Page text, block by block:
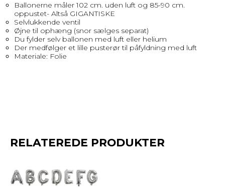
Ballonerne måler 102 cm. uden luft og 85-90 cm.
oppustet- Altså GIGANTISKE
Selvlukkende ventil
Øjne til ophæng (snor sælges separat)
Du fylder selv ballonen med luft eller helium
Der medfølger et lille pusterør til påfyldning med luft
Materiale: Folie
RELATEREDE PRODUKTER